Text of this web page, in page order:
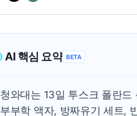
AI 핵심 요약 BETA
청와대는 13일 투스크 폴란
부부학 액자, 방짜유기 세트,